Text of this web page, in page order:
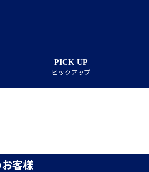
PICK UP
ピックアップ
客様